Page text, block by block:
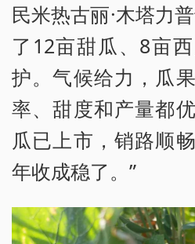
民米热古丽·木塔力
了12亩甜瓜、8亩
护。气候给力，瓜
率、甜度和产量都
瓜已上市，销路顺
年收成稳了。”